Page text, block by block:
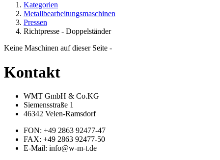
Kategorien
Metallbearbeitungsmaschinen
Pressen
Richtpresse - Doppelständer
Keine Maschinen auf dieser Seite -
Kontakt
WMT GmbH & Co.KG
Siemensstraße 1
46342 Velen-Ramsdorf
FON: +49 2863 92477-47
FAX: +49 2863 92477-50
E-Mail: info@w-m-t.de